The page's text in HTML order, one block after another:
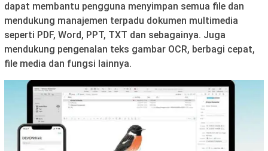
dapat membantu pengguna menyimpan semua file dan
mendukung manajemen terpadu dokumen multimedia
seperti PDF, Word, PPT, TXT dan sebagainya. Juga
mendukung pengenalan teks gambar OCR, berbagi cepat,
file media dan fungsi lainnya.